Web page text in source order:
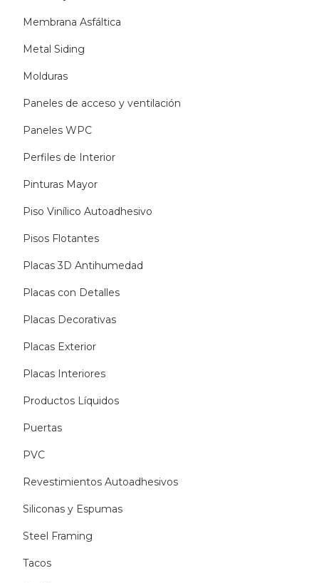
Membrana Asfáltica
Metal Siding
Molduras
Paneles de acceso y ventilación
Paneles WPC
Perfiles de Interior
Pinturas Mayor
Piso Vinílico Autoadhesivo
Pisos Flotantes
Placas 3D Antihumedad
Placas con Detalles
Placas Decorativas
Placas Exterior
Placas Interiores
Productos Líquidos
Puertas
PVC
Revestimientos Autoadhesivos
Siliconas y Espumas
Steel Framing
Tacos